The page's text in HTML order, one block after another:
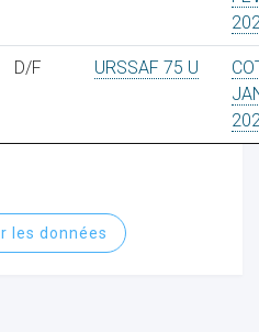
D/F URSSAF 75 U
les données